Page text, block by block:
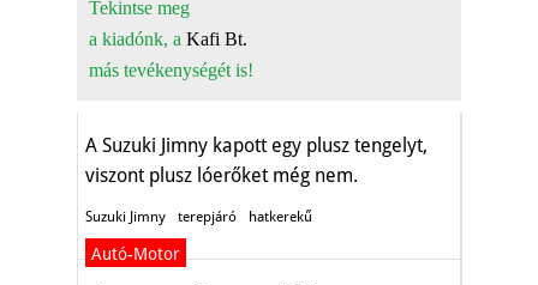
Tekintse meg
a kiadónk, a Kafi Bt.
más tevékenységét is!
hatkerekes
A Suzuki Jimny kapott egy plusz tengelyt,
viszont plusz lóerőket még nem.
Suzuki Jimny terepjáró hatkerekű
Autó-Motor